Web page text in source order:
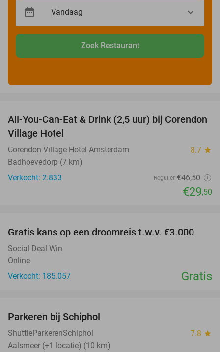
Zoek Restaurant
37%
All-You-Can-Eat & Drink (2,5 uur) bij Corendon
Village Hotel
Corendon Village Hotel Amsterdam 8.7 star
Badhoevedorp (7 km)
Verkocht: 2.833
Regulier €46,50
€29,50
Gratis kans op een droomreis t.w.v. €3.000
Social Deal Win
Online
Verkocht: 185.057
Gratis
Parkeren bij Schiphol
ShuttleParkerenSchiphol 7.8 star
Aalsmeer (+1 locatie) (10 km)